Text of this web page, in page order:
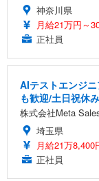
神奈川県
月給21万円～
正社員
AIテストエンジ
も歓迎/土日祝休
株式会社Meta
埼玉県
月給21万8,400
正社員